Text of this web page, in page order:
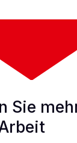
Sie